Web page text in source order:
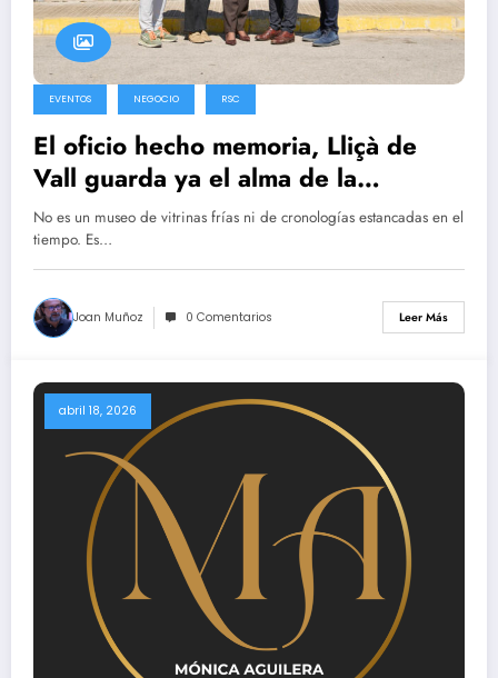
EVENTOS NEGOCIO RSC
El oficio hecho memoria, Lliçà de
Vall guarda ya el alma de la
peluquería profesional.
No es un museo de vitrinas frías ni de cronologías estancadas en el
tiempo. Es…
Joan Muñoz 0 Comentarios Leer Más
abril 18, 2026